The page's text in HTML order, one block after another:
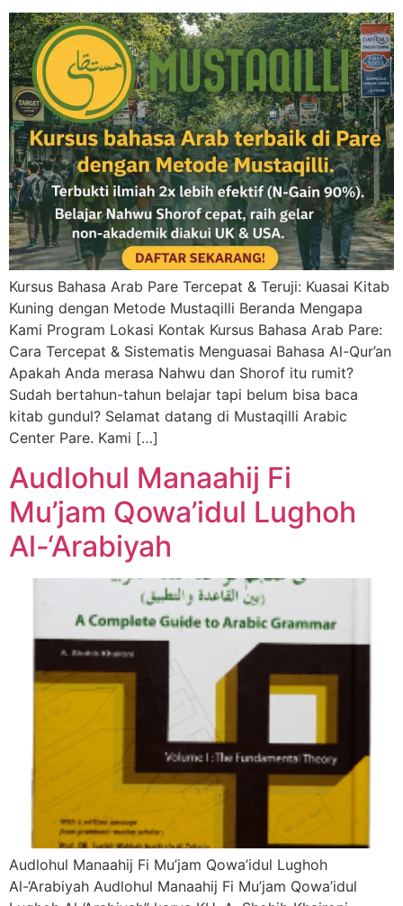
Kursus Bahasa Arab Pare Tercepat & Teruji: Kuasai Kitab
Kuning dengan Metode Mustaqilli Beranda Mengapa
Kami Program Lokasi Kontak Kursus Bahasa Arab Pare:
Cara Tercepat & Sistematis Menguasai Bahasa Al-Qur’an
Apakah Anda merasa Nahwu dan Shorof itu rumit?
Sudah bertahun-tahun belajar tapi belum bisa baca
kitab gundul? Selamat datang di Mustaqilli Arabic
Center Pare. Kami […]
Audlohul Manaahij Fi
Mu’jam Qowa’idul Lughoh
Al-‘Arabiyah
Audlohul Manaahij Fi Mu’jam Qowa’idul Lughoh
Al-‘Arabiyah Audlohul Manaahij Fi Mu’jam Qowa’idul